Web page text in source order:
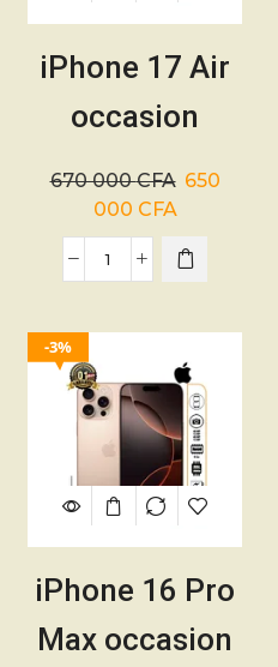
iPhone 17 Air
occasion
256Go – USA
– 3149mAh –
01 mois
670 000CFA 650
000 CFA
3%
iPhone 16 Pro
Max occasion